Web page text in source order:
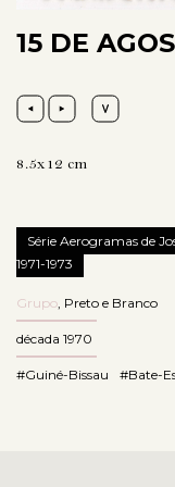
15 DE
8.5x12 cm
Série Aerogramas de
1971-1973
Grupo, Preto e Branco
década 1970
#Guiné-Bissau #Bate-